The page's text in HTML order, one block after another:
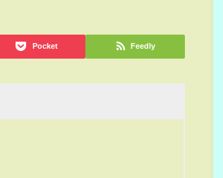
Pocket Feedly